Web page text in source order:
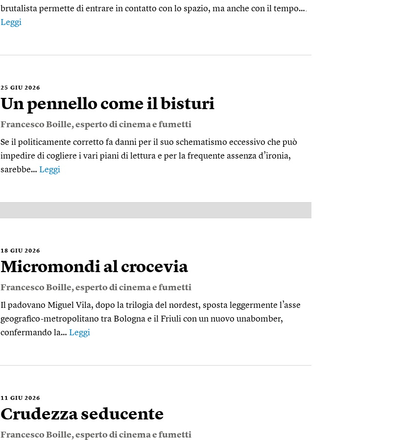
brutalista permette di entrare in contatto con lo spazio, ma anche con il tempo….
Leggi
25 GIU 2026
Un pennello come il bisturi
Francesco Boille, esperto di cinema e fumetti
Se il politicamente corretto fa danni per il suo schematismo eccessivo che può
impedire di cogliere i vari piani di lettura e per la frequente assenza d’ironia,
sarebbe… Leggi
18 GIU 2026
Micromondi al crocevia
Francesco Boille, esperto di cinema e fumetti
Il padovano Miguel Vila, dopo la trilogia del nordest, sposta leggermente l’asse
geografico-metropolitano tra Bologna e il Friuli con un nuovo unabomber,
confermando la… Leggi
11 GIU 2026
Crudezza seducente
Francesco Boille, esperto di cinema e fumetti